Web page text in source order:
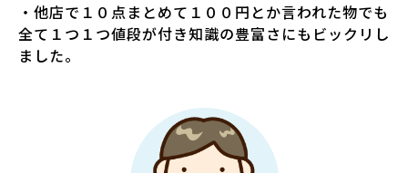
・他店で１０点まとめて１００円とか言われた物でも
全て１つ１つ値段が付き知識の豊富さにもビックリし
ました。